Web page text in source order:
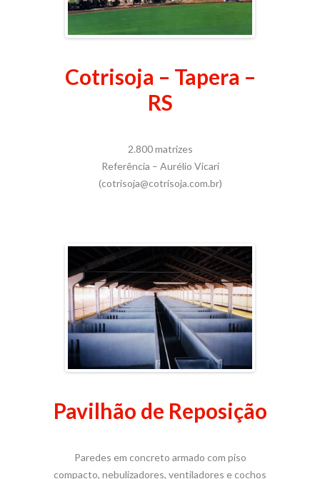
Cotrisoja – Tapera –
RS
2.800 matrizes
Referência – Aurélio Vicari
(cotrisoja@cotrisoja.com.br)
Pavilhão de Reposição
Paredes em concreto armado com piso
compacto, nebulizadores, ventiladores e cochos